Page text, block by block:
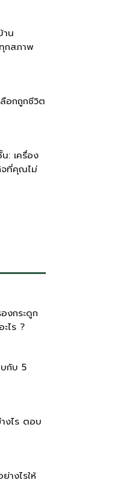
าน
กสภาพ
อกถูกชีวิต
: เครื่อง
จที่คุณไม่
งกระดูก
ไร ?
กับ 5
งไร ตอบ
างไรให้